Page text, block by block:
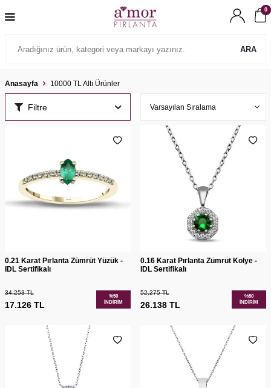
ARA
0
Anasayfa 10000 TL Altı Ürünler
Filtre
0.21 Karat Pırlanta Zümrüt Yüzük -
IDL Sertifikalı
34.253TL
17.126 TL
%50
İNDIRIM
0.16 Karat Pırlanta Zümrüt Kolye -
IDL Sertifikalı
52.275TL
26.138 TL
%50
İNDIRIM